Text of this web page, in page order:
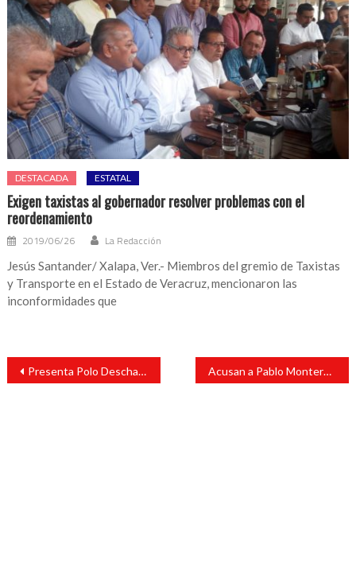
DESTACADA ESTATAL
Exigen taxistas al gobernador resolver problemas con el
reordenamiento
2019/06/26 La Redacción
Jesús Santander/ Xalapa, Ver.- Miembros del gremio de Taxistas
y Transporte en el Estado de Veracruz, mencionaron las
inconformidades que
Navegación
entradas
Presenta Polo Deschamps “Plan 500” en apoyo a emprendedores veracruzanos Acusan a Pablo Montero de irse de un restaurante sin pagar la cuenta